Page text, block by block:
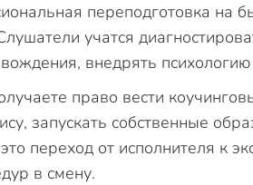
переподготовка на
учатся
внедрять
право вести
запускать собственные
переход от исполнителя к
в смену.